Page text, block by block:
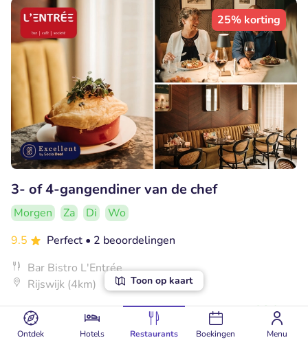
Ontdek Hotels Restaurants Boekingen Menu
Toon op kaart
25% korting
3- of 4-gangendiner van de chef
Morgen Za Di
Wo
9.5
Perfect • 2 beoordelingen
Bar Bistro L'Entrée
Rijswijk (4km)
Verkocht: 65
€52 €39